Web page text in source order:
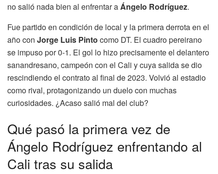
no salió nada bien al enfrentar a Ángelo Rodríguez.
Fue partido en condición de local y la primera derrota en el
año con Jorge Luis Pinto como DT. El cuadro pereirano
se impuso por 0-1. El gol lo hizo precisamente el delantero
sanandresano, campeón con el Cali y cuya salida se dio
rescindiendo el contrato al final de 2023. Volvió al estadio
como rival, protagonizando un duelo con muchas
curiosidades. ¿Acaso salió mal del club?
Qué pasó la primera vez de
Ángelo Rodríguez enfrentando al
Cali tras su salida